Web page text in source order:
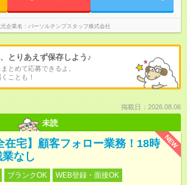
企業名 パーソルテンプスタッフ株式会社
とりあえず保存しよう♪
とめて応募できるよ。
ことも！
掲載日：2026.08.06
未読
NEW
在宅】顧客フォロー業務！18時
なし
ブランクOK WEB登録・面接OK